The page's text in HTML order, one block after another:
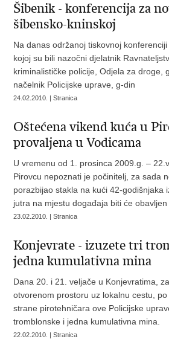
Šibenik - konferencija za
šibensko-kninskoj
Na danas održanoj tiskovnoj konferenciji
kojoj su bili nazočni djelatnik
kriminalističke policije, Odjela za droge,
načelnik Policijske uprave, g-din
24.02.2010. | Stranica
Oštećena vikend kuća u
provaljena u Vodicama
U vremenu od 1. prosinca 2009.g. –
Pirovcu nepoznati je počinitelj, za sada
porazbijao stakla na kući 42-godišnjaka
jutra na mjestu događaja biti će obavljen
23.02.2010. | Stranica
Konjevrate - izuzete tri
jedna kumulativna mina
Dana 20. i 21. veljače u Konjevratima,
otvorenom prostoru uz lokalnu cestu,
strane pirotehničara ove Policijske
tromblonske i jedna kumulativna mina.
22.02.2010. | Stranica